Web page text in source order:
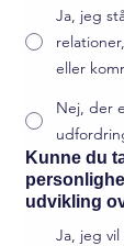
Ja, jeg
eller
Nej, der
Kunne du
udvikling
Ja, jeg